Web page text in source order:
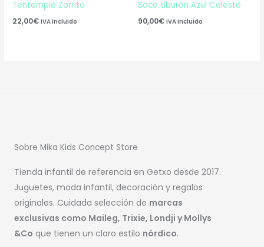
Tentempie Zorrito
22,00€ IVA Incluido
Saco tiburón Azul Celeste
90,00€ IVA Incluido
Sobre Mika Kids Concept Store
Tienda infantil de referencia en Getxo desde 2017.
Juguetes, moda infantil, decoración y regalos
originales. Cuidada selección de marcas
exclusivas como Maileg, Trixie, Londji y Mollys
&Co que tienen un claro estilo nórdico.